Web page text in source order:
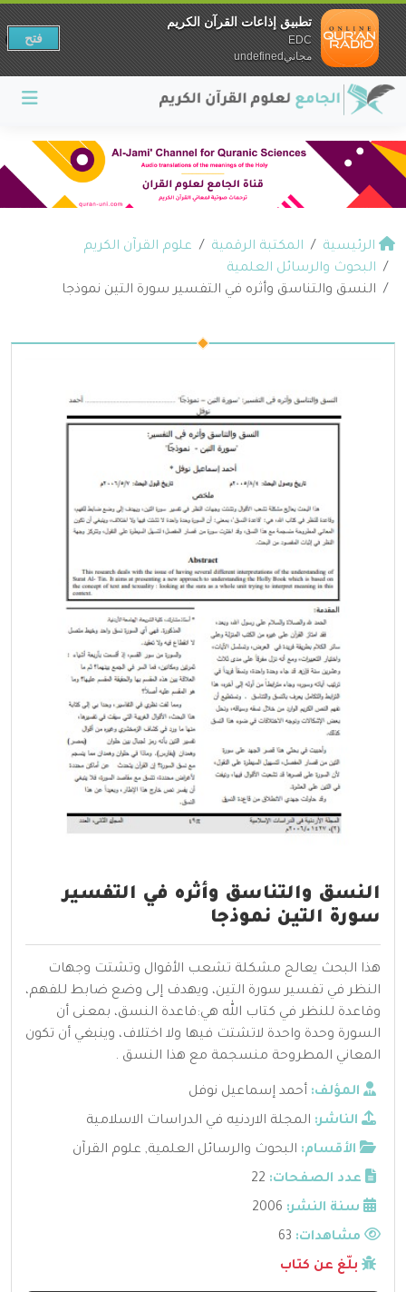
الرئيسية المكتبة الرقمية
علوم القرآن الكريم
البحوث والرسائل العلمية
النسق والتناسق وأثره في التفسير سورة التين نموذجا
النسق والتناسق وأثره في التفسير
سورة التين نموذجا
هذا البحث يعالج مشكلة تشعب الأقوال وتشتت وجهات
النظر في تفسير سورة التين، ويهدف إلى وضع ضابط للفهم،
وقاعدة للنظر في كتاب الله هي:قاعدة النسق، بمعنى أن
السورة وحدة واحدة لاتشتت فيها ولا اختلاف، وينبغي أن تكون
المعاني المطروحة منسجمة مع هذا النسق .
المؤلف: أحمد إسماعيل نوفل
الناشر: المجلة الاردنيه في الدراسات الاسلامية
الأقسام: البحوث والرسائل العلمية, علوم القرآن
عدد الصفحات: 22
سنة النشر: 2006
مشاهدات:
بلّغ عن كتاب
تطبيق إذاعات القرآن الكريم
EDC
مجانيundefined
فتح